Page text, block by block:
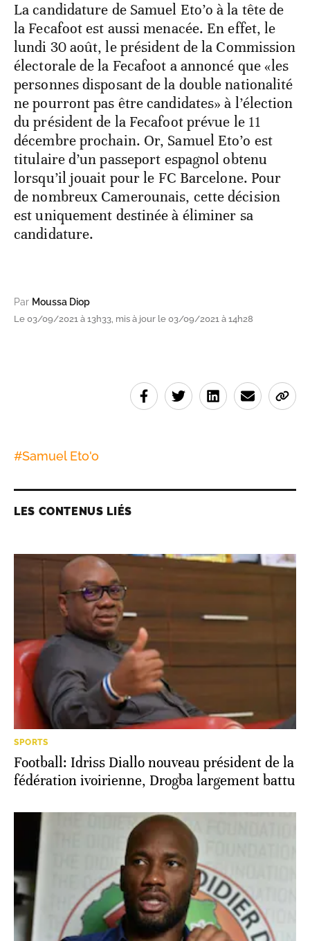
La candidature de Samuel Eto’o à la tête de
la Fecafoot est aussi menacée. En effet, le
lundi 30 août, le président de la Commission
électorale de la Fecafoot a annoncé que «les
personnes disposant de la double nationalité
ne pourront pas être candidates» à l’élection
du président de la Fecafoot prévue le 11
décembre prochain. Or, Samuel Eto’o est
titulaire d’un passeport espagnol obtenu
lorsqu’il jouait pour le FC Barcelone. Pour
de nombreux Camerounais, cette décision
est uniquement destinée à éliminer sa
candidature.
Par Moussa Diop
Le 03/09/2021 à 13h33, mis à jour le 03/09/2021 à 14h28
#Samuel Eto'o
LES CONTENUS LIÉS
SPORTS
Football: Idriss Diallo nouveau président de la
fédération ivoirienne, Drogba largement battu